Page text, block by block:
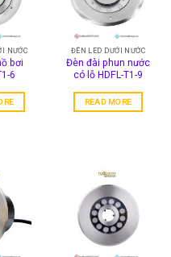
NƯỚC
bơi
6
ĐÈN LED DƯỚI NƯỚC
Đèn đài phun nước
có lỗ HDFL-T1-9
READ MORE